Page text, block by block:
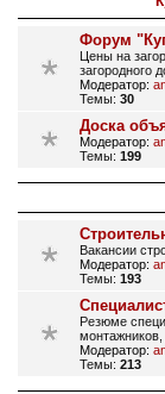
Форум
Цены на
загородного
Модератор:
Темы: 30
Доска
Модератор:
Темы: 199
Вакансии
Модератор:
Темы: 193
Резюме
монтажников,
Модератор:
Темы: 213